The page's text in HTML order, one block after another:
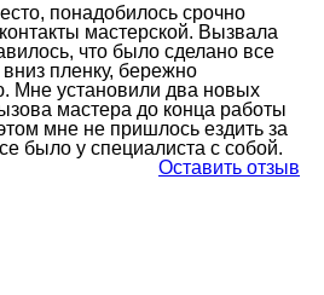
понадобилось срочно
мастерской. Вызвала
что было сделано все
пленку, бережно
Мне установили два новых
мастера до конца работы
мне не пришлось ездить за
было у специалиста с собой.
Оставить отзыв